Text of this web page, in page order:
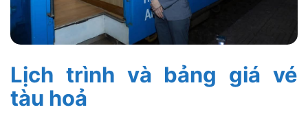
Lịch trình và bảng giá vé
tàu hoả